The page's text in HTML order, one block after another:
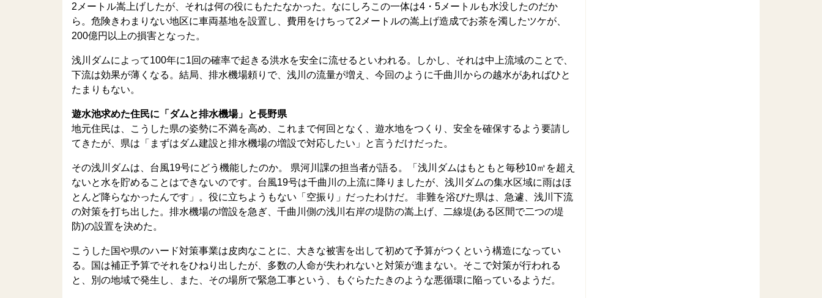
2メートル嵩上げしたが、それは何の役にもたたなかった。なにしろこの一体は4・5メートルも水没したのだか
ら。危険きわまりない地区に車両基地を設置し、費用をけちって2メートルの嵩上げ造成でお茶を濁したツケが、
200億円以上の損害となった。
浅川ダムによって100年に1回の確率で起きる洪水を安全に流せるといわれる。しかし、それは中上流域のことで、
下流は効果が薄くなる。結局、排水機場頼りで、浅川の流量が増え、今回のように千曲川からの越水があればひと
たまりもない。
遊水池求めた住民に「ダムと排水機場」と長野県
地元住民は、こうした県の姿勢に不満を高め、これまで何回となく、遊水地をつくり、安全を確保するよう要請し
てきたが、県は「まずはダム建設と排水機場の増設で対応したい」と言うだけだった。
その浅川ダムは、台風19号にどう機能したのか。 県河川課の担当者が語る。「浅川ダムはもともと毎秒10㎥を超え
ないと水を貯めることはできないのです。台風19号は千曲川の上流に降りましたが、浅川ダムの集水区域に雨はほ
とんど降らなかったんです」。役に立ちようもない「空振り」だったわけだ。 非難を浴びた県は、急遽、浅川下流
の対策を打ち出した。排水機場の増設を急ぎ、千曲川側の浅川右岸の堤防の嵩上げ、二線堤(ある区間で二つの堤
防)の設置を決めた。
こうした国や県のハード対策事業は皮肉なことに、大きな被害を出して初めて予算がつくという構造になってい
る。国は補正予算でそれをひねり出したが、多数の人命が失われないと対策が進まない。そこで対策が行われる
と、別の地域で発生し、また、その場所で緊急工事という、もぐらたたきのような悪循環に陥っているようだ。